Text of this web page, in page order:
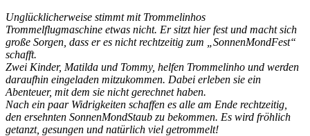
Unglücklicherweise stimmt mit Trommelinhos
Trommelflugmaschine etwas nicht. Er sitzt hier fest und macht sich
große Sorgen, dass er es nicht rechtzeitig zum „SonnenMondFest“
schafft.
Zwei Kinder, Matilda und Tommy, helfen Trommelinho und werden
daraufhin eingeladen mitzukommen. Dabei erleben sie ein
Abenteuer, mit dem sie nicht gerechnet haben.
Nach ein paar Widrigkeiten schaffen es alle am Ende rechtzeitig,
den ersehnten SonnenMondStaub zu bekommen. Es wird fröhlich
getanzt, gesungen und natürlich viel getrommelt!